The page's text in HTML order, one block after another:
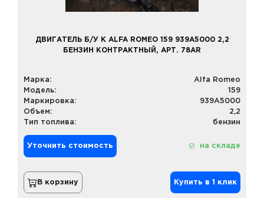
ДВИГАТЕЛЬ Б/У К ALFA ROMEO 159 939A5000 2,2
БЕНЗИН КОНТРАКТНЫЙ, АРТ. 78AR
Марка:
Alfa Romeo
Модель:
159
Маркировка:
939A5000
Объем:
2,2
Тип топлива:
бензин
Уточнить стоимость на складе
В корзину Купить в 1 клик